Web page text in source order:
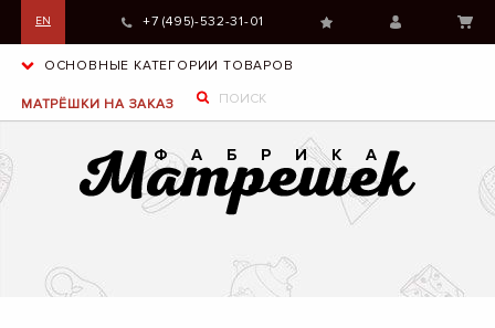
EN +7 (495)-532-31-01
ОСНОВНЫЕ КАТЕГОРИИ ТОВАРОВ
МАТРЁШКИ НА ЗАКАЗ